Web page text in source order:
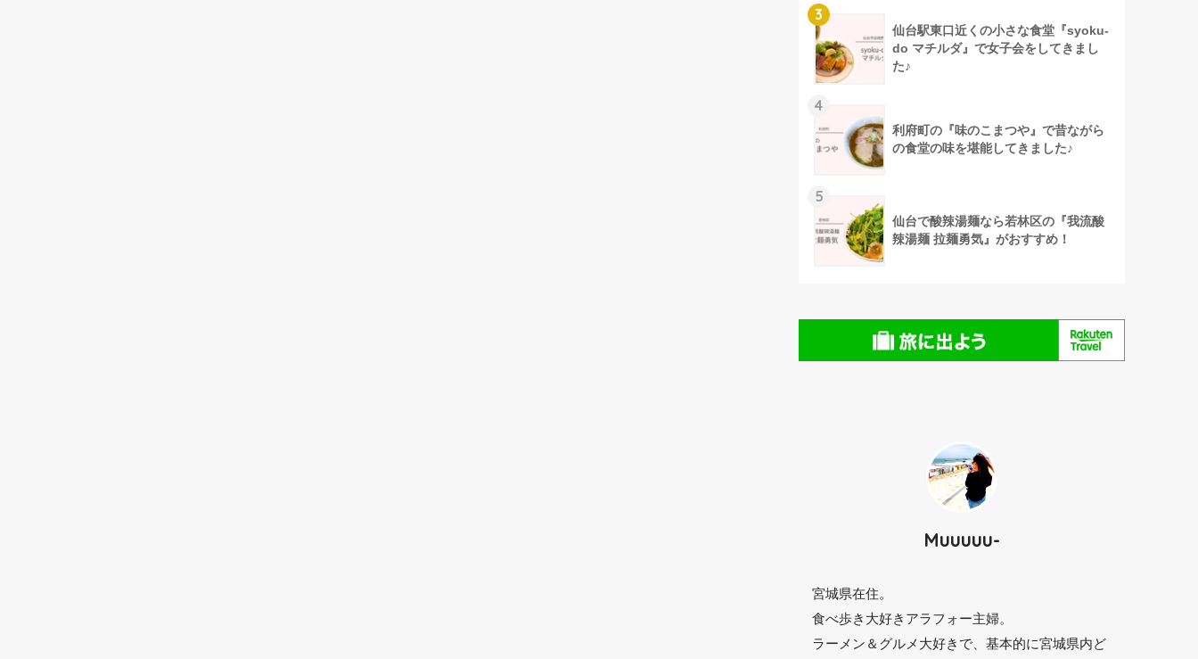
3
仙台駅東口近くの小さな食堂『syoku-
do マチルダ』で女子会をしてきまし
た♪
4
利府町の『味のこまつや』で昔ながら
の食堂の味を堪能してきました♪
5
仙台で酸辣湯麺なら若林区の『我流酸
辣湯麺 拉麺勇気』がおすすめ！
Muuuuu-
宮城県在住。
食べ歩き大好きアラフォー主婦。
ラーメン＆グルメ大好きで、基本的に宮城県内ど